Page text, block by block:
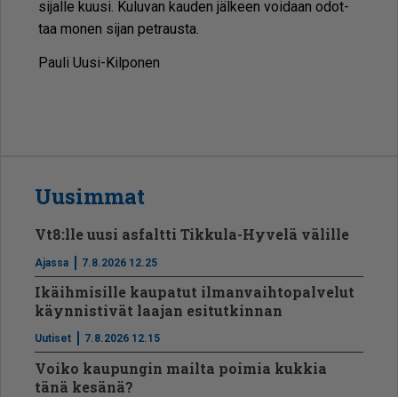
si­jal­le kuu­si. Ku­lu­van kau­den jäl­keen voi­daan odot­
taa mo­nen si­jan pet­raus­ta.
Pau­li Uu­si-Kil­po­nen
Uusimmat
Vt8:lle uusi asfaltti Tikkula-Hyvelä välille
Ajassa 7.8.2026 12.25
Ikäihmisille kaupatut ilmanvaihtopalvelut
käynnistivät laajan esitutkinnan
Uutiset 7.8.2026 12.15
Voiko kaupungin mailta poimia kukkia
tänä kesänä?